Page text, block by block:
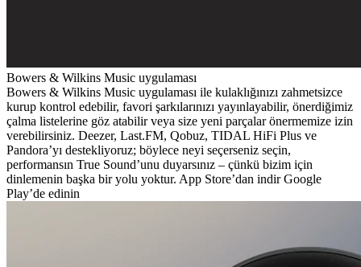
Bowers & Wilkins Music uygulaması
Bowers & Wilkins Music uygulaması ile kulaklığınızı zahmetsizce
kurup kontrol edebilir, favori şarkılarınızı yayınlayabilir, önerdiğimiz
çalma listelerine göz atabilir veya size yeni parçalar önermemize izin
verebilirsiniz. Deezer, Last.FM, Qobuz, TIDAL HiFi Plus ve
Pandora’yı destekliyoruz; böylece neyi seçerseniz seçin,
performansın True Sound’unu duyarsınız – çünkü bizim için
dinlemenin başka bir yolu yoktur. App Store’dan indir Google
Play’de edinin